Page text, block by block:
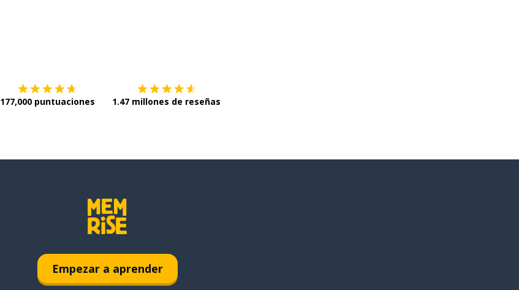
177,000 puntuaciones 1.47 millones de reseñas
Empezar a aprender